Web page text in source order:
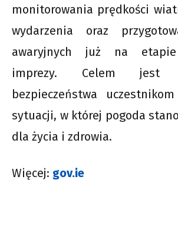
monitorowania prędkości
wydarzenia oraz
awaryjnych już na etapie
imprezy. Celem jest
bezpieczeństwa
sytuacji, w której pogoda
dla życia i zdrowia.
Więcej: gov.ie